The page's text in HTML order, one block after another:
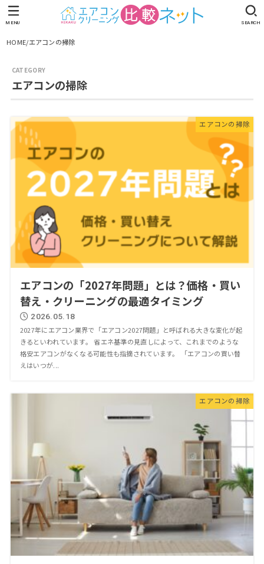
SEARCH
MENU
HOME エアコンの掃除
エアコンの掃除
エアコンの掃除
エアコンの「2027年問題」とは？価格・買い
替え・クリーニングの最適タイミング
2026.05.18
2027年にエアコン業界で「エアコン2027問題」と呼ばれる大きな変化が起
きるといわれています。 省エネ基準の見直しによって、これまでのような
格安エアコンがなくなる可能性も指摘されています。 「エアコンの買い替
えはいつが...
エアコンの掃除